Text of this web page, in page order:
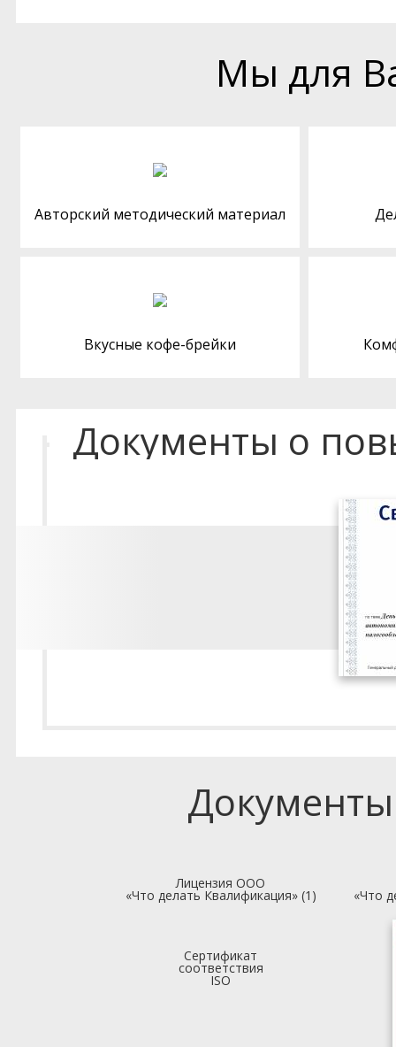
Мы для
Авторский методический материал
Вкусные кофе-брейки
Документы о
Лицензия ООО
«Что делать Квалификация» (1) «Что
Сертификат
соответствия
ISO